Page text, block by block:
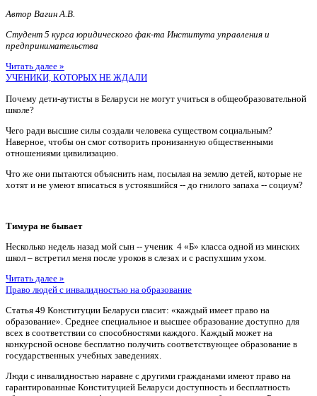
Автор Вагин А.В.
Студент 5 курса юридического фак-та Института управления и
предпринимательства
Читать далее »
УЧЕНИКИ, КОТОРЫХ НЕ ЖДАЛИ
Почему дети-аутисты в Беларуси не могут учиться в общеобразовательной
школе?
Чего ради высшие силы создали человека существом социальным?
Наверное, чтобы он смог сотворить пронизанную общественными
отношениями цивилизацию.
Что же они пытаются объяснить нам, посылая на землю детей, которые не
хотят и не умеют вписаться в устоявшийся -- до гнилого запаха -- социум?
Тимура не бывает
Несколько недель назад мой сын -- ученик 4 «Б» класса одной из минских
школ – встретил меня после уроков в слезах и с распухшим ухом.
Читать далее »
Право людей с инвалидностью на образование
Статья 49 Конституции Беларуси гласит: «каждый имеет право на
образование». Среднее специальное и высшее образование доступно для
всех в соответствии со способностями каждого. Каждый может на
конкурсной основе бесплатно получить соответствующее образование в
государственных учебных заведениях.
Люди с инвалидностью наравне с другими гражданами имеют право на
гарантированные Конституцией Беларуси доступность и бесплатность